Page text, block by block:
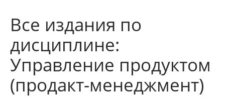
Все издания по
дисциплине:
Управление продуктом
(продакт-менеджмент)